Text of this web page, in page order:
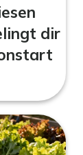
dir